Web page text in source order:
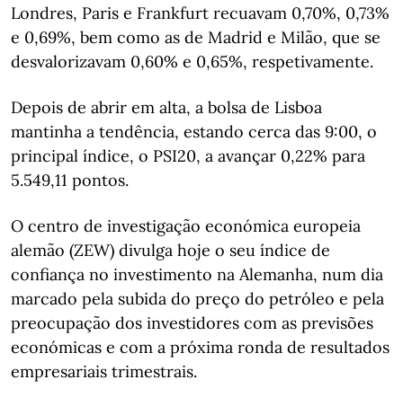
Londres, Paris e Frankfurt recuavam 0,70%, 0,73%
e 0,69%, bem como as de Madrid e Milão, que se
desvalorizavam 0,60% e 0,65%, respetivamente.
Depois de abrir em alta, a bolsa de Lisboa
mantinha a tendência, estando cerca das 9:00, o
principal índice, o PSI20, a avançar 0,22% para
5.549,11 pontos.
O centro de investigação económica europeia
alemão (ZEW) divulga hoje o seu índice de
confiança no investimento na Alemanha, num dia
marcado pela subida do preço do petróleo e pela
preocupação dos investidores com as previsões
económicas e com a próxima ronda de resultados
empresariais trimestrais.